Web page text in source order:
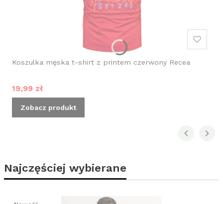
Koszulka męska t-shirt z printem czerwony Recea
Cena promocyjna
19,99 zł
Zobacz produkt
Najczęściej wybierane